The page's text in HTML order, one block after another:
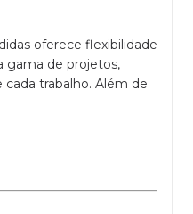
oferece flexibilidade
gama de projetos,
trabalho. Além de